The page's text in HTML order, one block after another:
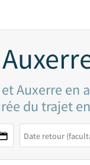
Auxerre en
du trajet